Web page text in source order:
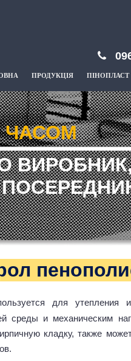
ПРОДУКЦІЯ ПІНОПЛАСТ
ЧАСОМ
для утепления и
среды и механическим
кладку, также